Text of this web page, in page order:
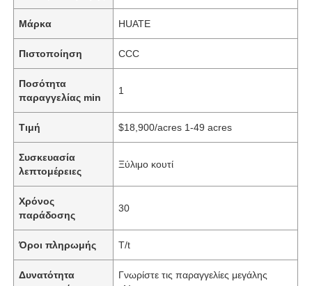
Μάρκα HUATE
Πιστοποίηση CCC
Ποσότητα
παραγγελίας min
1
Τιμή $18,900/acres 1-49 acres
Συσκευασία
λεπτομέρειες
Ξύλιμο κουτί
Χρόνος
παράδοσης
30
Όροι πληρωμής T/t
Δυνατότητα
Γνωρίστε τις παραγγελίες μεγάλης